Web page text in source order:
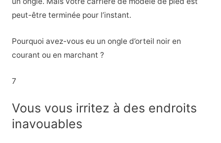
peut-être terminée pour l’instant.
Pourquoi avez-vous eu un ongle d’orteil noir en
courant ou en marchant ?
7
Vous vous irritez à des endroits
inavouables